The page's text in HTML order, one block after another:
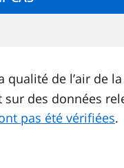
qualité de l’air de la
des données
pas été vérifiées.